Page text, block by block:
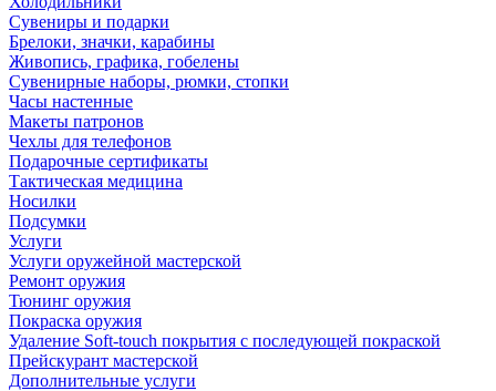
Сувениры и подарки
Брелоки, значки, карабины
Живопись, графика, гобелены
Сувенирные наборы, рюмки, стопки
Часы настенные
Макеты патронов
Чехлы для телефонов
Подарочные сертификаты
Тактическая медицина
Носилки
Подсумки
Услуги
Услуги оружейной мастерской
Ремонт оружия
Тюнинг оружия
Покраска оружия
Удаление Soft-touch покрытия с последующей покраской
Прейскурант мастерской
Дополнительные услуги